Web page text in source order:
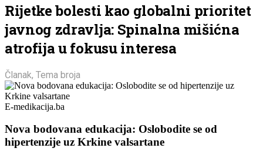
Rijetke bolesti kao globalni prioritet
javnog zdravlja: Spinalna mišićna
atrofija u fokusu interesa
Članak, Tema broja
E-medikacija.ba
Nova bodovana edukacija: Oslobodite se od
hipertenzije uz Krkine valsartane